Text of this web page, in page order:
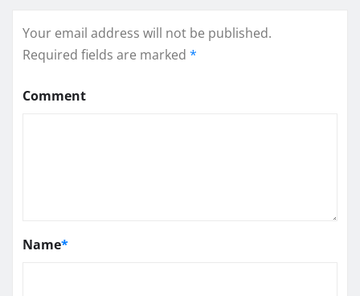
Your email address will not be published.
Required fields are marked *
Comment
Name*